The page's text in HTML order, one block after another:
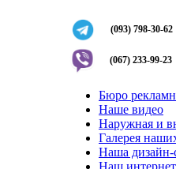
(093) 798-30-62
(067) 233-99-23
Бюро
Наше видео
Наружная и
Галерея
Наша дизайн-
Наш